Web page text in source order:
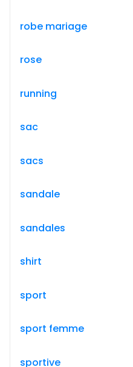
robe mariage
rose
running
sac
sacs
sandale
sandales
shirt
sport
sport femme
sportive